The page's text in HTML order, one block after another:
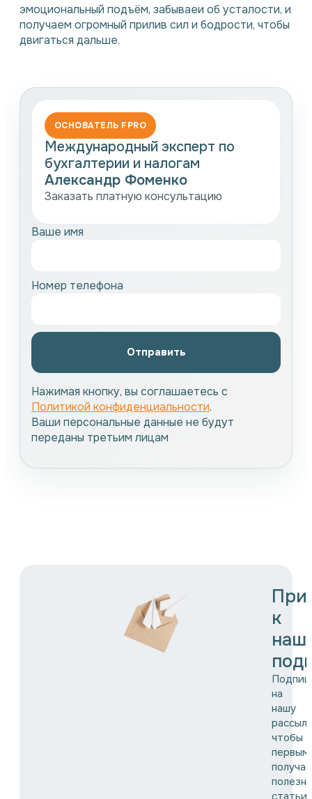
эмоциональный подъём, забываеи об усталости, и
получаем огромный прилив сил и бодрости, чтобы
двигаться дальше.
ОСНОВАТЕЛЬ FPRO
Международный эксперт по
бухгалтерии и налогам
Александр Фоменко
Заказать платную консультацию
Ваше имя
Номер телефона
Отправить
Нажимая кнопку, вы соглашаетесь с
Политикой конфиденциальности.
Ваши персональные данные не будут
переданы третьим лицам
к
на
нашу
чтобы
статьи,